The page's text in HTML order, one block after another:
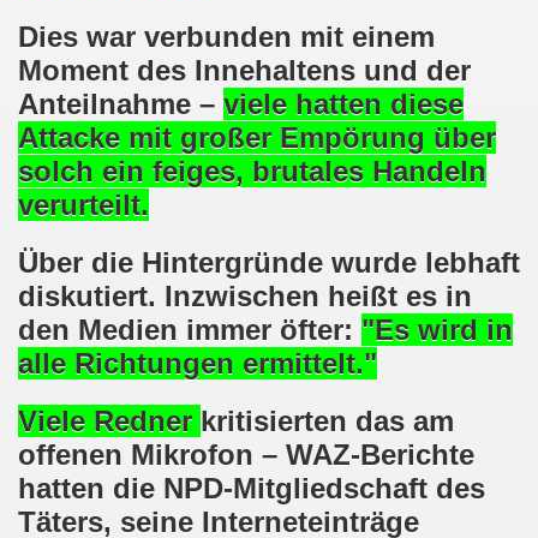
Dies war verbunden mit einem
Moment des Innehaltens und der
Anteilnahme – viele hatten diese
Attacke mit großer Empörung über
solch ein feiges, brutales Handeln
verurteilt.
Über die Hintergründe wurde lebhaft
diskutiert. Inzwischen heißt es in
den Medien immer öfter: "Es wird in
alle Richtungen ermittelt."
Viele Redner kritisierten das am
offenen Mikrofon – WAZ-Berichte
hatten die NPD-Mitgliedschaft des
Täters, seine Interneteinträge
ist bereit seit dem 22.08.2022 zu kämpfen
ruft auf am 22.08.2022 zum Protest und
Montagsdemo-Bewegung: Stärken wir
feierte am 11.07.2022 das 750. Jubiläum der
gegen Inflation, gegen Armut und gegen die
mit bis zu etwa ca. 1.500 Teilnehmerinnen
Montagsdemo-Bewegung am 23.05.2022 - stärken wir
mich aktiv am 01.05.2022 im Zeichen des Kampfes
gleichermaßen bekämpfen am 28.03.2022 auf